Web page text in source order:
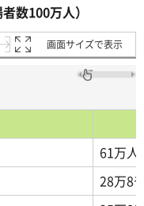
数100万人）
画面サイズで表示
61万人
28万8